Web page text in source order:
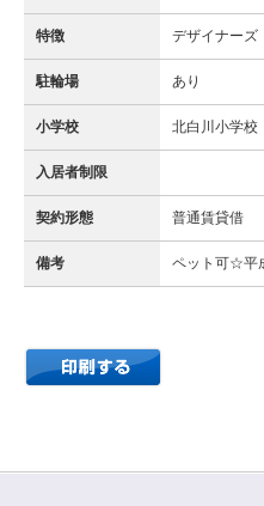
特徴 デザイナーズ
駐輪場 あり
小学校 北白川小学校
入居者制限
契約形態 普通賃貸借
備考 ペット可☆平